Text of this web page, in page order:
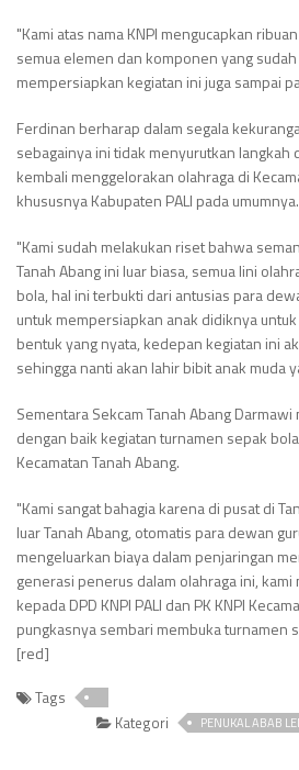
"Kami atas nama KNPI mengucapkan
semua elemen dan komponen yang
mempersiapkan kegiatan ini juga sampai
Ferdinan berharap dalam segala
sebagainya ini tidak menyurutkan langkah
kembali menggelorakan olahraga di
khususnya Kabupaten PALI pada umumnya.
"Kami sudah melakukan riset bahwa
Tanah Abang ini luar biasa, semua lini
bola, hal ini terbukti dari antusias para
untuk mempersiapkan anak didiknya
bentuk yang nyata, kedepan kegiatan ini
sehingga nanti akan lahir bibit anak muda
Sementara Sekcam Tanah Abang
dengan baik kegiatan turnamen sepak
Kecamatan Tanah Abang.
"Kami sangat bahagia karena di pusat di
luar Tanah Abang, otomatis para dewan
mengeluarkan biaya dalam penjaringan
generasi penerus dalam olahraga ini,
kepada DPD KNPI PALI dan PK KNPI
pungkasnya sembari membuka turnamen
[red]
Tags
Kategori
PENUKAL ABAB